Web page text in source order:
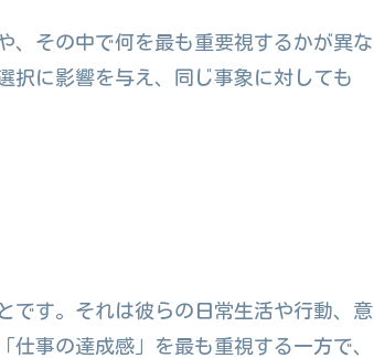
、その中で何を最も重要視するかが異な
択に影響を与え、同じ事象に対しても
です。それは彼らの日常生活や行動、意
事の達成感」を最も重視する一方で、